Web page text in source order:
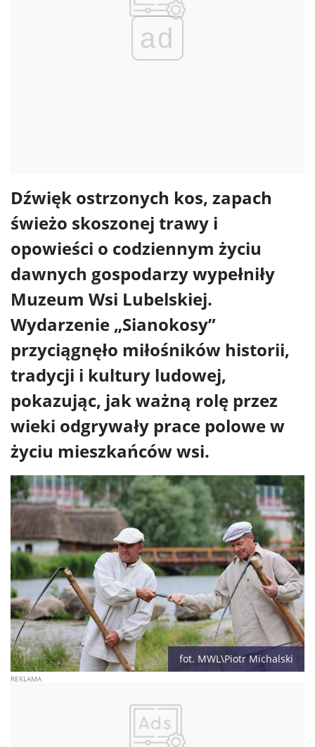
ad
Dźwięk ostrzonych kos, zapach
świeżo skoszonej trawy i
opowieści o codziennym życiu
dawnych gospodarzy wypełniły
Muzeum Wsi Lubelskiej.
Wydarzenie „Sianokosy”
przyciągnęło miłośników historii,
tradycji i kultury ludowej,
pokazując, jak ważną rolę przez
wieki odgrywały prace polowe w
życiu mieszkańców wsi.
fot. MWL\Piotr Michalski